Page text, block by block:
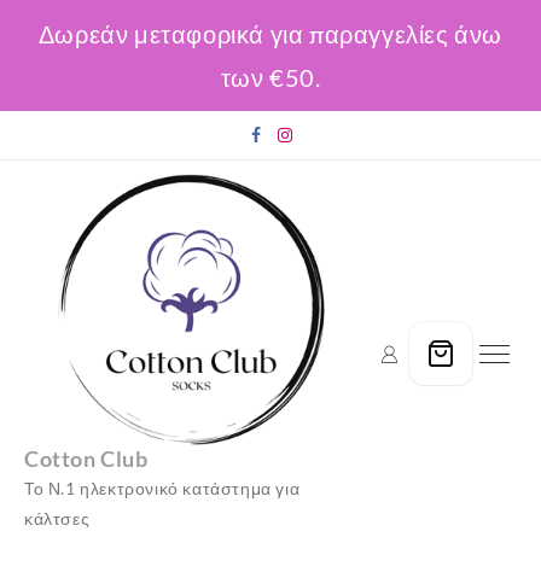
Δωρεάν μεταφορικά για παραγγελίες άνω
των €50.
Cotton Club
Το Ν.1 ηλεκτρονικό κατάστημα για
κάλτσες